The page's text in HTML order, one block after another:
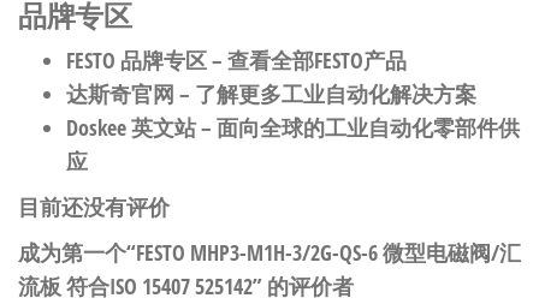
品牌专区
FESTO 品牌专区– 查看全部FESTO产品
达斯奇官网 – 了解更多工业自动化解决方案
Doskee 英文站– 面向全球的工业自动化零部件供
应
目前还没有评价
成为第一个“FESTO MHP3-M1H-3/2G-QS-6 微型电磁阀/汇
流板 符合ISO 15407 525142” 的评价者